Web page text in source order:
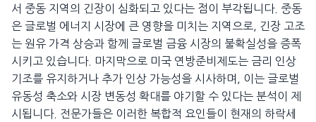
서 중동 지역의 긴장이 심화되고 있다는 점이 부각됩니다. 중동
은 글로벌 에너지 시장에 큰 영향을 미치는 지역으로, 긴장 고조
는 원유 가격 상승과 함께 글로벌 금융 시장의 불확실성을 증폭
시키고 있습니다. 마지막으로 미국 연방준비제도는 금리 인상
기조를 유지하거나 추가 인상 가능성을 시사하며, 이는 글로벌
유동성 축소와 시장 변동성 확대를 야기할 수 있다는 분석이 제
시됩니다. 전문가들은 이러한 복합적 요인들이 현재의 하락세